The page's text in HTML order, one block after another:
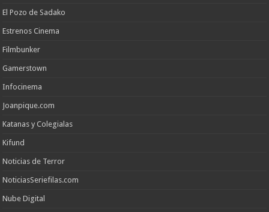
El Pozo de Sadako
Estrenos Cinema
Filmbunker
Gamerstown
Infocinema
Joanpique.com
Katanas y Colegialas
Kifund
Noticias de Terror
NoticiasSeriefilas.com
Nube Digital